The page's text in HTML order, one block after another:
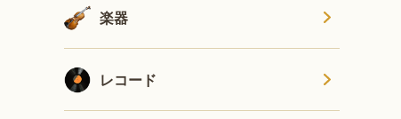
楽器
レコード